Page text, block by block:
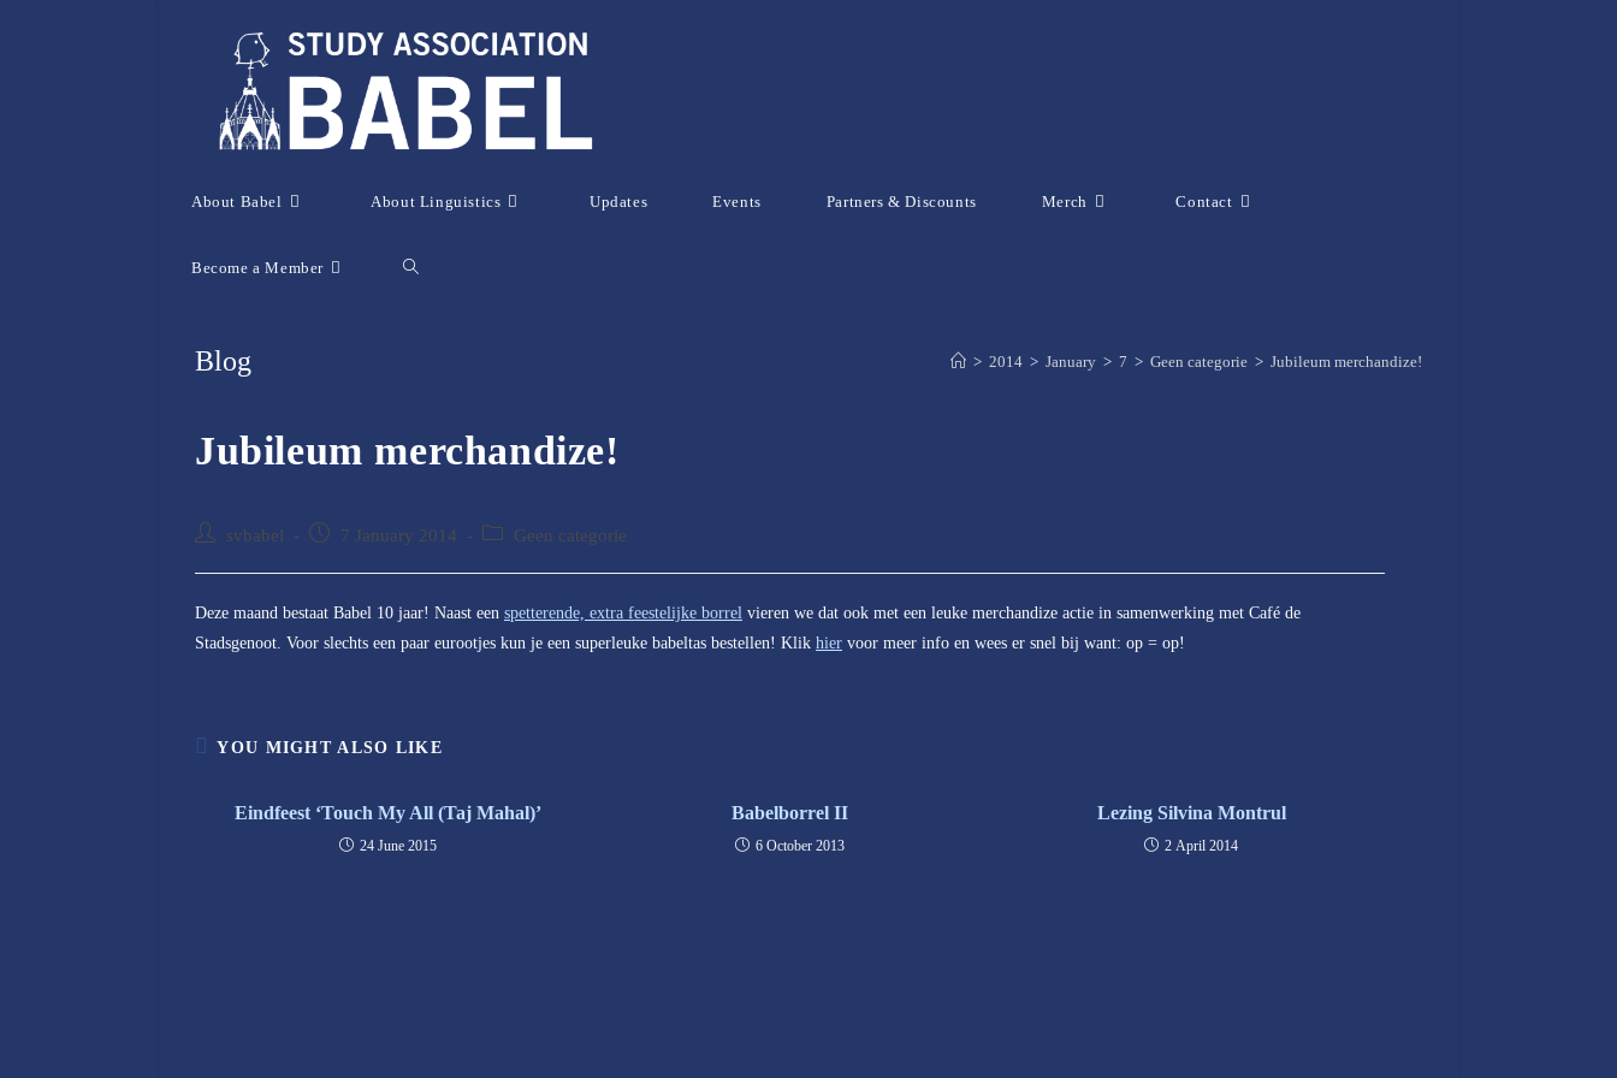
About Babel About Linguistics Updates Events Partners & Discounts Merch Contact
Become a Member Toggle
Blog > 2014 > January > 7 > Geen categorie > Jubileum merchandize!
Jubileum merchandize!
Post
svbabel
Post
7 January 2014
Post
Geen categorie
Deze maand bestaat Babel 10 jaar! Naast een spetterende, extra feestelijke borrel vieren we dat ook met een leuke merchandize actie in samenwerking met Café de
Stadsgenoot. Voor slechts een paar eurootjes kun je een superleuke babeltas bestellen! Klik hier voor meer info en wees er snel bij want: op = op!
YOU MIGHT ALSO LIKE
Eindfeest ‘Touch My All (Taj Mahal)’
24 June 2015
Babelborrel II
6 October 2013
Lezing Silvina Montrul
2 April 2014